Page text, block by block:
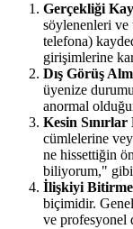
Gerçekliği
söylenenleri ve
telefona)
girişimlerine
Dış Görüş
üyenize
anormal
Kesin
cümlelerine
ne hissettiğin
biliyorum," gibi
İlişkiyi
biçimidir.
ve profesyonel